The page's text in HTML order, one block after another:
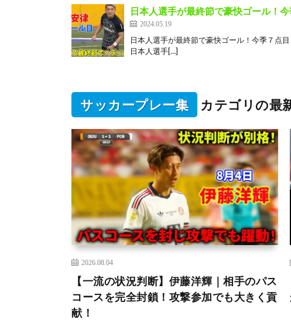
日本人選手が最終節で豪快ゴール！
2024.05.19
日本人選手が最終節で豪快ゴール！今季７点
日本人選手[…]
サッカープレー集 カテゴリの最
2026.08.04
【一流の状況判断】伊藤洋輝｜相手のパス
コースを完全封鎖！攻撃参加でも大きく貢
献！